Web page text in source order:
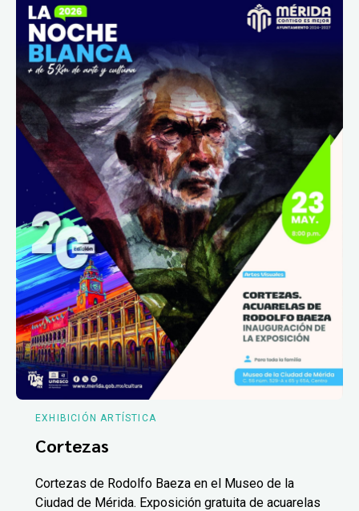
EXHIBICIÓN ARTÍSTICA
Cortezas
Cortezas de Rodolfo Baeza en el Museo de la
Ciudad de Mérida. Exposición gratuita de acuarelas